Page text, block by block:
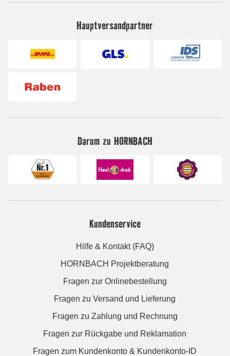
Hauptversandpartner
Darum zu HORNBACH
Kundenservice
Hilfe & Kontakt (FAQ)
HORNBACH Projektberatung
Fragen zur Onlinebestellung
Fragen zu Versand und Lieferung
Fragen zu Zahlung und Rechnung
Fragen zur Rückgabe und Reklamation
Fragen zum Kundenkonto & Kundenkonto-ID